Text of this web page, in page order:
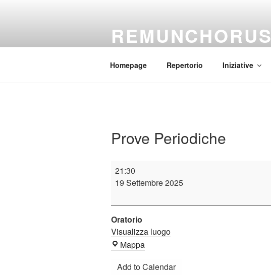
REMUNCHORUS
Homepage Repertorio Iniziative
Prove Periodiche
Prove
Periodiche
21:30
19 Settembre 2025
Oratorio
Visualizza luogo
Mappa
Add to Calendar